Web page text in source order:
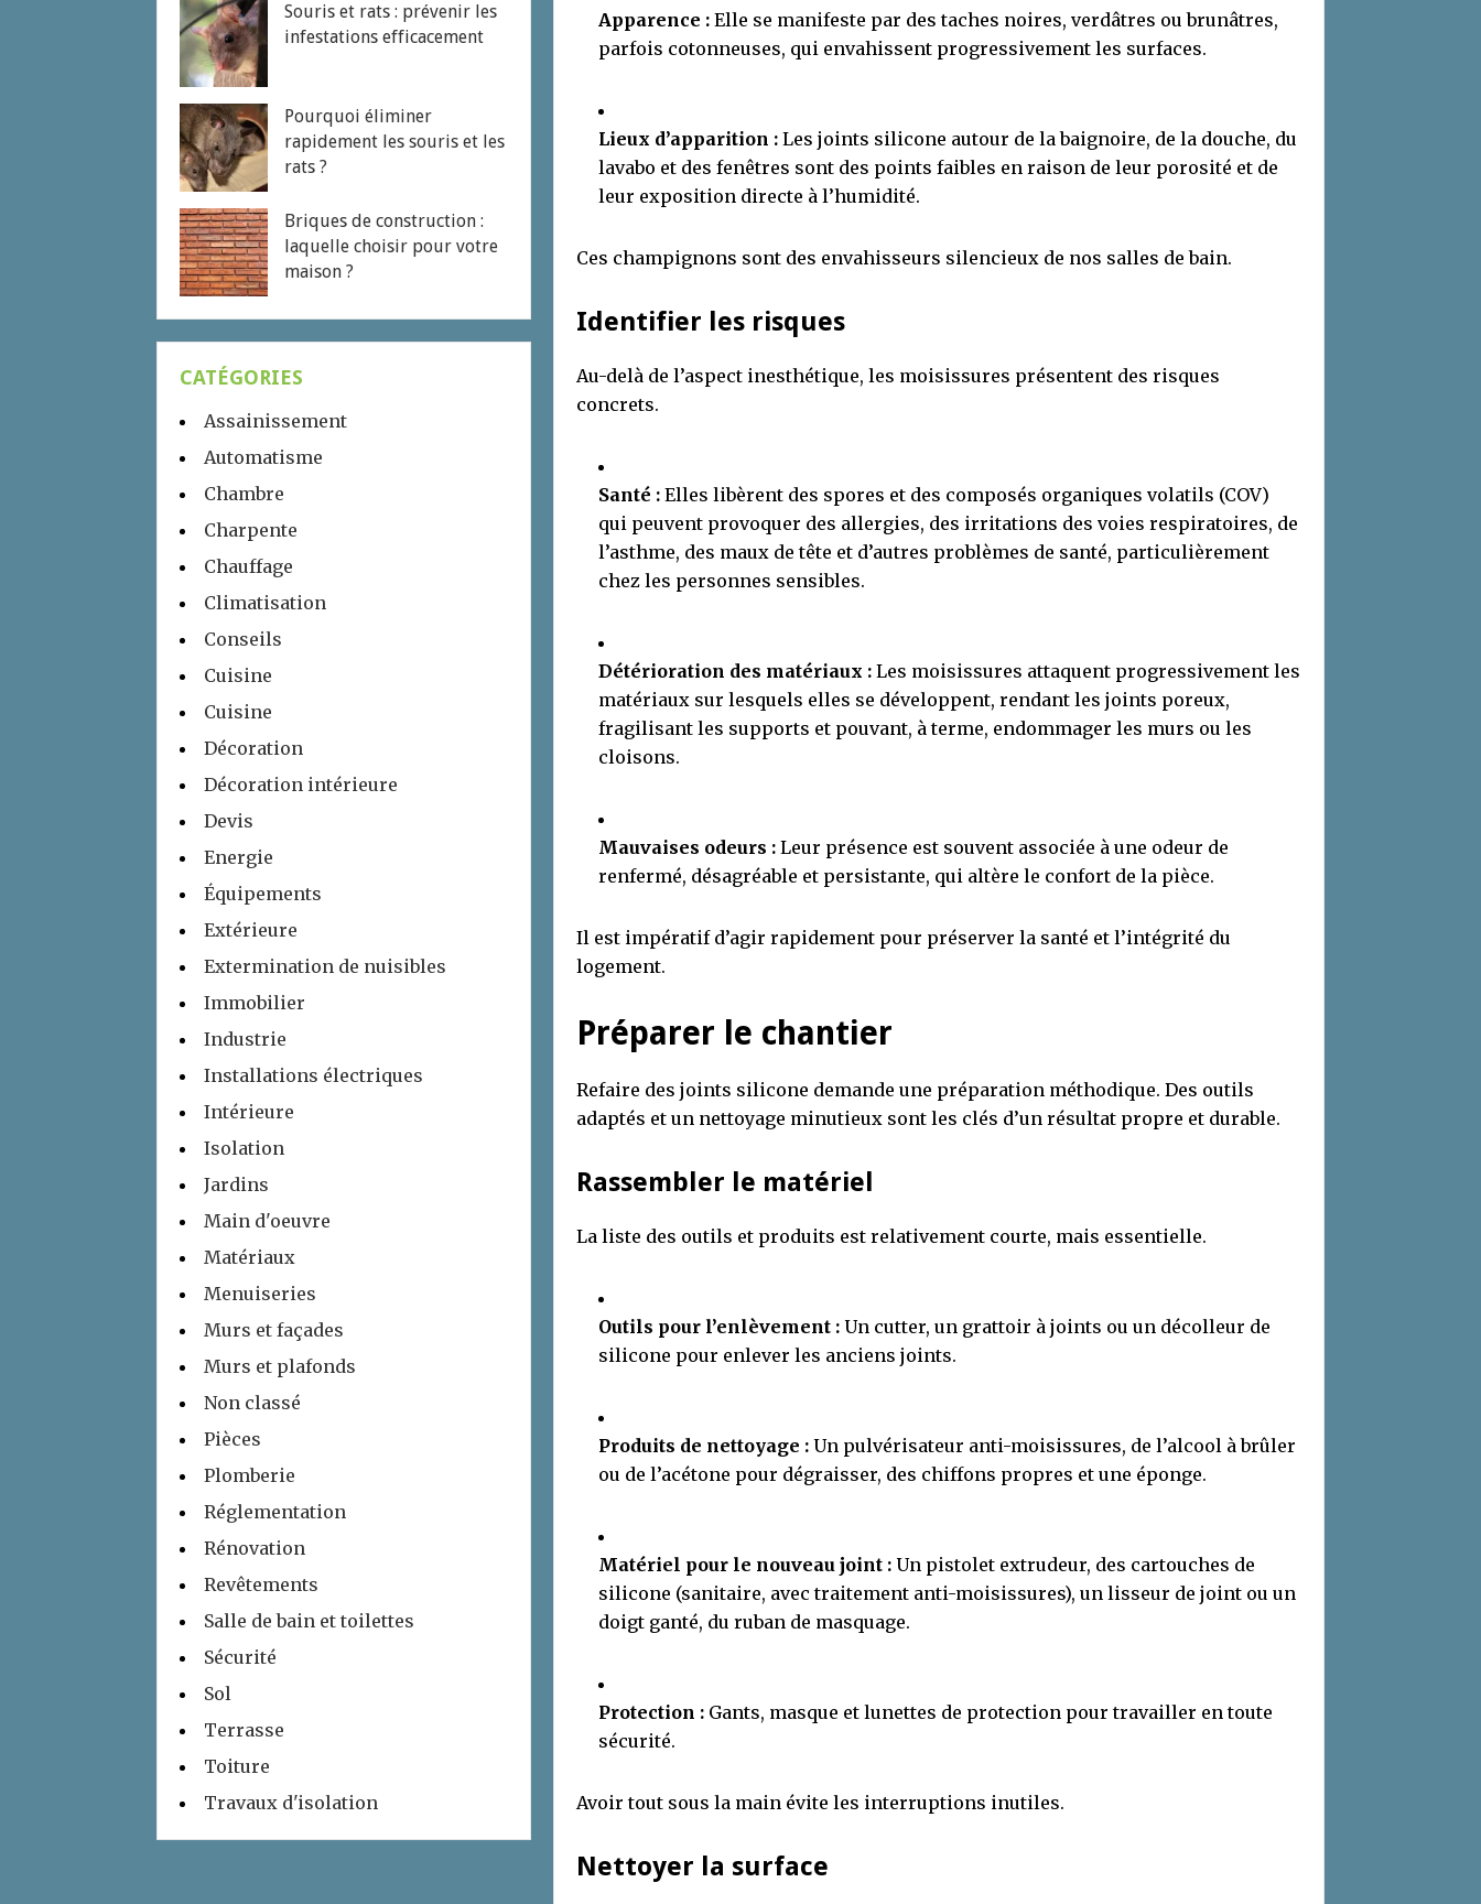
Apparence : Elle se manifeste par des taches noires, verdâtres ou brunâtres,
parfois cotonneuses, qui envahissent progressivement les surfaces.
Lieux d’apparition : Les joints silicone autour de la baignoire, de la douche, du
lavabo et des fenêtres sont des points faibles en raison de leur porosité et de
leur exposition directe à l’humidité.
Ces champignons sont des envahisseurs silencieux de nos salles de bain.
Identifier les risques
Au-delà de l’aspect inesthétique, les moisissures présentent des risques
concrets.
Santé : Elles libèrent des spores et des composés organiques volatils (COV)
qui peuvent provoquer des allergies, des irritations des voies respiratoires, de
l’asthme, des maux de tête et d’autres problèmes de santé, particulièrement
chez les personnes sensibles.
Détérioration des matériaux : Les moisissures attaquent progressivement les
matériaux sur lesquels elles se développent, rendant les joints poreux,
fragilisant les supports et pouvant, à terme, endommager les murs ou les
cloisons.
Mauvaises odeurs : Leur présence est souvent associée à une odeur de
renfermé, désagréable et persistante, qui altère le confort de la pièce.
Il est impératif d’agir rapidement pour préserver la santé et l’intégrité du
logement.
Préparer le chantier
Refaire des joints silicone demande une préparation méthodique. Des outils
adaptés et un nettoyage minutieux sont les clés d’un résultat propre et durable.
Rassembler le matériel
La liste des outils et produits est relativement courte, mais essentielle.
Outils pour l’enlèvement : Un cutter, un grattoir à joints ou un décolleur de
silicone pour enlever les anciens joints.
Produits de nettoyage : Un pulvérisateur anti-moisissures, de l’alcool à brûler
ou de l’acétone pour dégraisser, des chiffons propres et une éponge.
Matériel pour le nouveau joint : Un pistolet extrudeur, des cartouches de
silicone (sanitaire, avec traitement anti-moisissures), un lisseur de joint ou un
doigt ganté, du ruban de masquage.
Protection : Gants, masque et lunettes de protection pour travailler en toute
sécurité.
Avoir tout sous la main évite les interruptions inutiles.
Nettoyer la surface
Souris et rats : prévenir les
infestations efficacement
Pourquoi éliminer
rapidement les souris et les
rats ?
Briques de construction :
laquelle choisir pour votre
maison ?
CATÉGORIES
Assainissement
Automatisme
Chambre
Charpente
Chauffage
Climatisation
Conseils
Cuisine
Cuisine
Décoration
Décoration intérieure
Devis
Energie
Équipements
Extérieure
Extermination de nuisibles
Immobilier
Industrie
Installations électriques
Intérieure
Isolation
Jardins
Main d'oeuvre
Matériaux
Menuiseries
Murs et façades
Murs et plafonds
Non classé
Pièces
Plomberie
Réglementation
Rénovation
Revêtements
Salle de bain et toilettes
Sécurité
Sol
Terrasse
Toiture
Travaux d'isolation